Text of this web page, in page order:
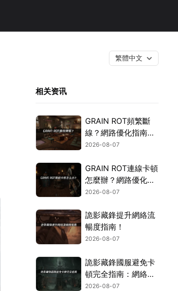
繁體中文
相关资讯
GRAIN ROT頻繁斷
線？網路優化指南一
次搞定！
2026-08-07
GRAIN ROT連線卡頓
怎麼辦？網路優化這
樣解決！
2026-08-07
詭影藏鋒提升網絡流
暢度指南！
2026-08-07
詭影藏鋒國服避免卡
頓完全指南：網絡優
化與解決技巧！
2026-08-07